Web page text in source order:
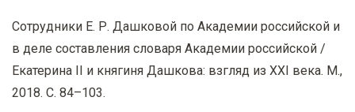
Сотрудники Е. Р. Дашковой по Академии российской и
в деле составления словаря Академии российской /
Екатерина II и княгиня Дашкова: взгляд из ХХI века. М.,
2018. С. 84–103.